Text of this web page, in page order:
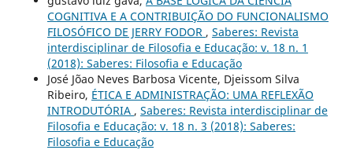
COGNITIVA E A CONTRIBUIÇÃO DO FUNCIONALISMO
FILOSÓFICO DE JERRY FODOR , Saberes: Revista
interdisciplinar de Filosofia e Educação: v. 18 n. 1
(2018): Saberes: Filosofia e Educação
José Jõao Neves Barbosa Vicente, Djeissom Silva
Ribeiro, ÉTICA E ADMINISTRAÇÃO: UMA REFLEXÃO
INTRODUTÓRIA , Saberes: Revista interdisciplinar de
Filosofia e Educação: v. 18 n. 3 (2018): Saberes:
Filosofia e Educação